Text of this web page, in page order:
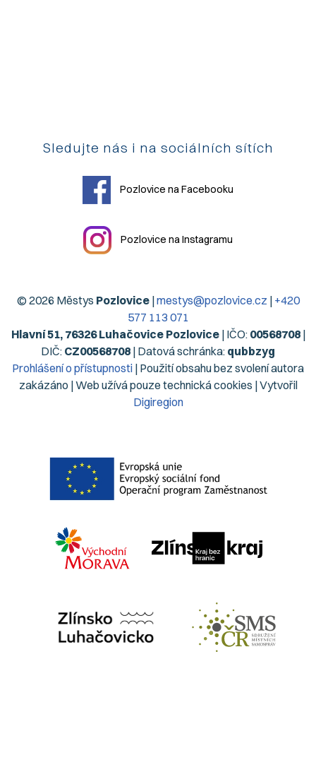
Sledujte nás i na sociálních sítích
Pozlovice na Facebooku
Pozlovice na Instagramu
© 2026 Městys Pozlovice|mestys@pozlovice.cz | +420
577 113 071
Hlavní 51, 76326 Luhačovice Pozlovice| IČO: 00568708|
DIČ: CZ00568708 | Datová schránka: qubbzyg
Prohlášení o přístupnosti | Použití obsahu bez svolení autora
zakázáno | Web užívá pouze technická cookies | Vytvořil
Digiregion